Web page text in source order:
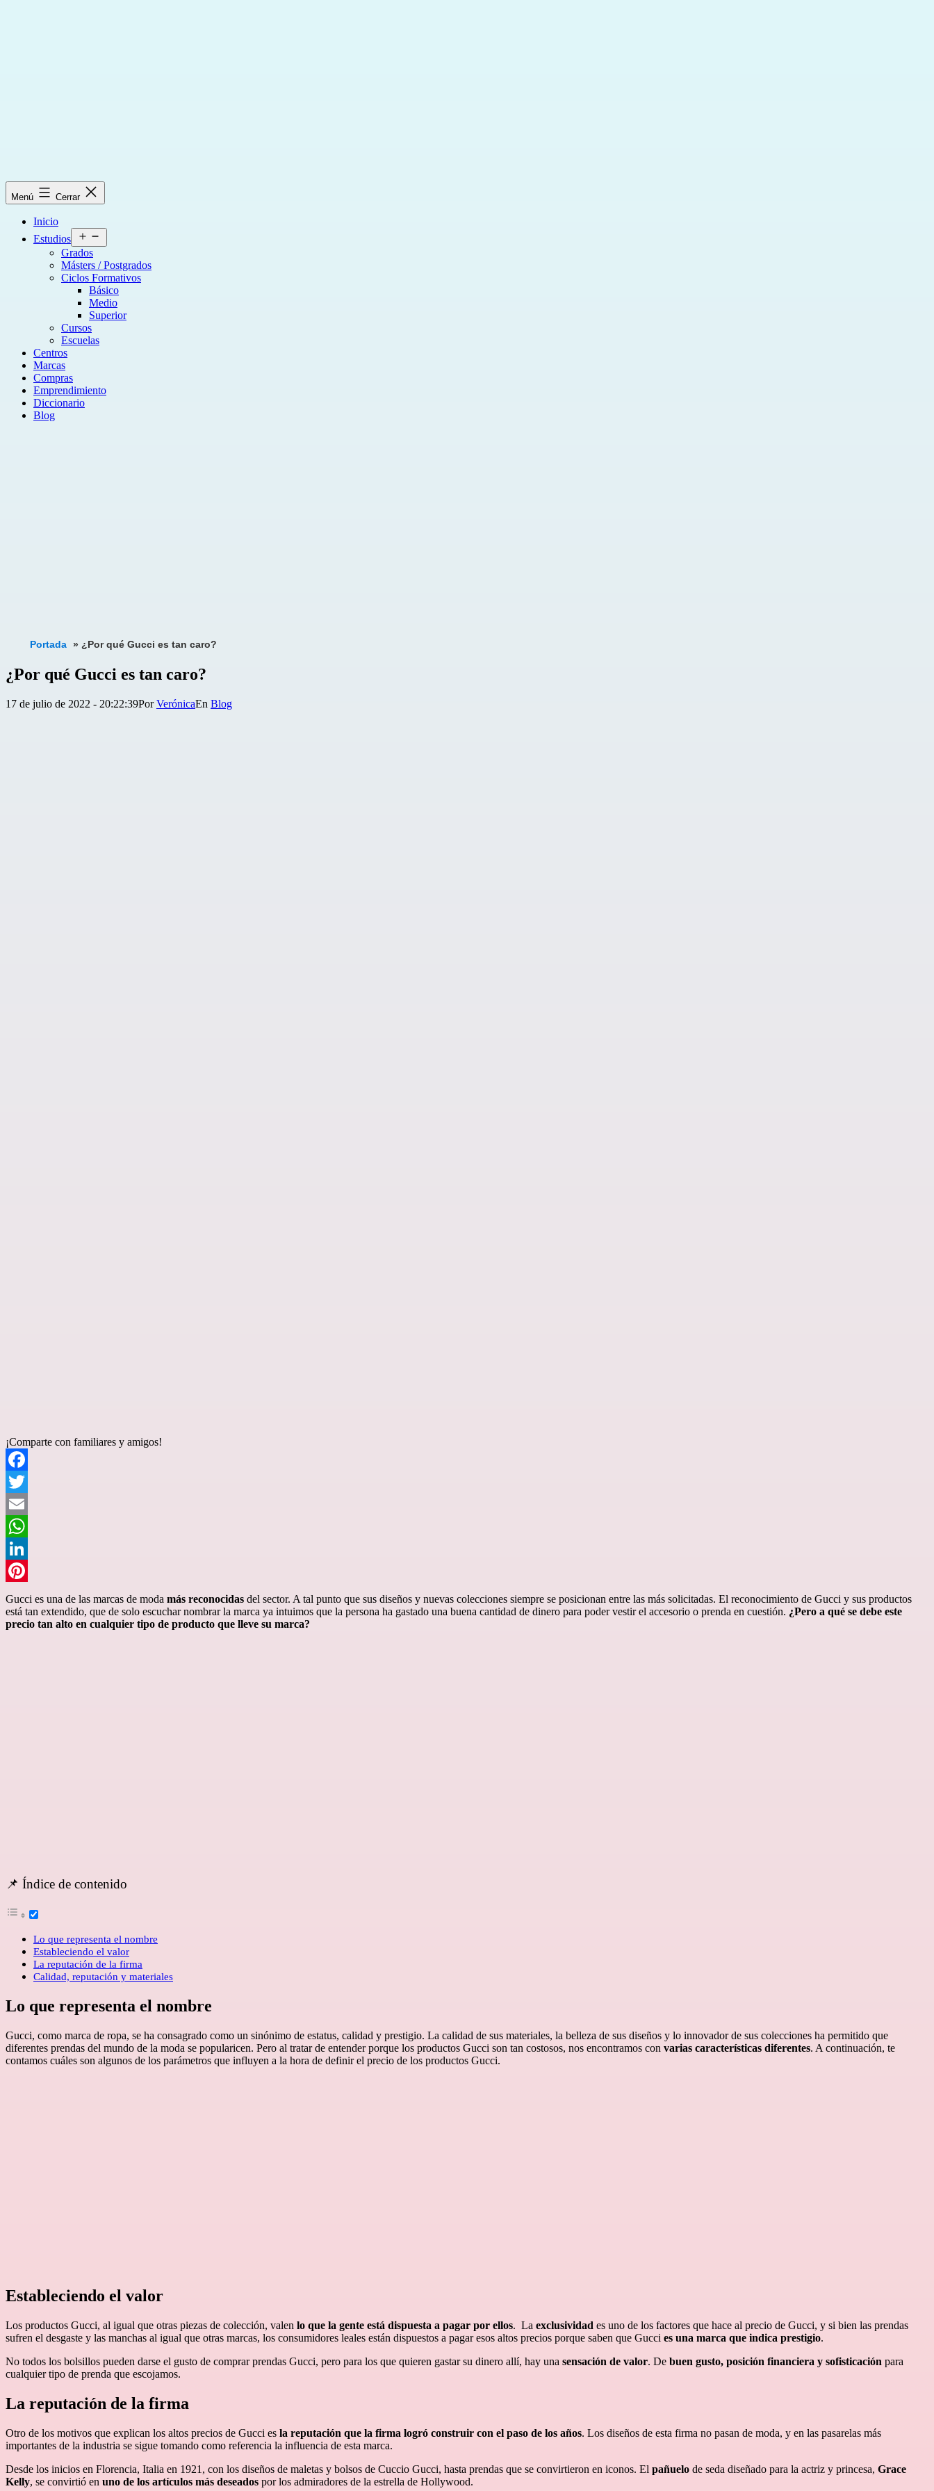
Menú Cerrar
Inicio
Estudios
el
Grados
Másters / Postgrados
Ciclos Formativos
Básico
Medio
Superior
Cursos
Escuelas
Centros
Marcas
Compras
Emprendimiento
Diccionario
Blog
Portada » ¿Por qué Gucci es tan caro?
¿Por qué Gucci es tan caro?
Publicada
17 de julio de 2022 - 20:22:39PorVerónica
Categorizado
Blog
¡Comparte con familiares y amigos!
Facebook
Twitter
Email
WhatsApp
LinkedIn
Pinterest
Gucci es una de las marcas de moda más reconocidas del sector. A tal punto que sus diseños y nuevas colecciones siempre se posicionan entre las más solicitadas. El reconocimiento de Gucci y sus productos
está tan extendido, que de solo escuchar nombrar la marca ya intuimos que la persona ha gastado una buena cantidad de dinero para poder vestir el accesorio o prenda en cuestión. ¿Pero a qué se debe este
precio tan alto en cualquier tipo de producto que lleve su marca?
📌 Índice de contenido
Lo que representa el nombre
Estableciendo el valor
La reputación de la firma
Calidad, reputación y materiales
Lo que representa el nombre
Gucci, como marca de ropa, se ha consagrado como un sinónimo de estatus, calidad y prestigio. La calidad de sus materiales, la belleza de sus diseños y lo innovador de sus colecciones ha permitido que
diferentes prendas del mundo de la moda se popularicen. Pero al tratar de entender porque los productos Gucci son tan costosos, nos encontramos con varias características diferentes. A continuación, te
contamos cuáles son algunos de los parámetros que influyen a la hora de definir el precio de los productos Gucci.
Estableciendo el valor
Los productos Gucci, al igual que otras piezas de colección, valen lo que la gente está dispuesta a pagar por ellos. La exclusividad es uno de los factores que hace al precio de Gucci, y si bien las prendas
sufren el desgaste y las manchas al igual que otras marcas, los consumidores leales están dispuestos a pagar esos altos precios porque saben que Gucci es una marca que indica prestigio.
No todos los bolsillos pueden darse el gusto de comprar prendas Gucci, pero para los que quieren gastar su dinero allí, hay una sensación de valor. De buen gusto, posición financiera y sofisticación para
cualquier tipo de prenda que escojamos.
La reputación de la firma
Otro de los motivos que explican los altos precios de Gucci es la reputación que la firma logró construir con el paso de los años. Los diseños de esta firma no pasan de moda, y en las pasarelas más
importantes de la industria se sigue tomando como referencia la influencia de esta marca.
Desde los inicios en Florencia, Italia en 1921, con los diseños de maletas y bolsos de Cuccio Gucci, hasta prendas que se convirtieron en iconos. El pañuelo de seda diseñado para la actriz y princesa, Grace
Kelly, se convirtió en uno de los artículos más deseados por los admiradores de la estrella de Hollywood.